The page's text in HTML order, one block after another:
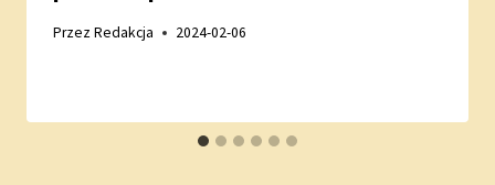
PrzezRedakcja 2024-02-06